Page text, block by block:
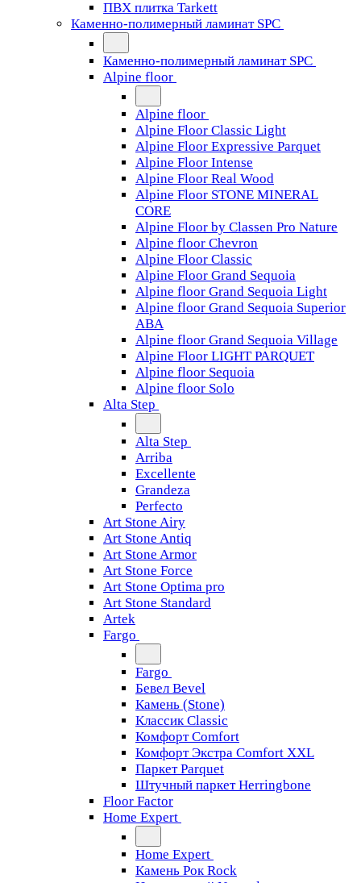
ПВХ плитка Tarkett
Каменно-полимерный ламинат SPC
Каменно-полимерный ламинат SPC
Alpine floor
Alpine floor
Alpine Floor Classic Light
Alpine Floor Expressive Parquet
Alpine Floor Intense
Alpine Floor Real Wood
Alpine Floor STONE MINERAL
CORE
Alpine Floor by Classen Pro Nature
Alpine floor Chevron
Alpine Floor Classic
Alpine Floor Grand Sequoia
Alpine floor Grand Sequoia Light
Alpine floor Grand Sequoia Superior
ABA
Alpine floor Grand Sequoia Village
Alpine Floor LIGHT PARQUET
Alpine floor Sequoia
Alpine floor Solo
Alta Step
Alta Step
Arriba
Excellente
Grandeza
Perfecto
Art Stone Airy
Art Stone Antiq
Art Stone Armor
Art Stone Force
Art Stone Optima pro
Art Stone Standard
Artek
Fargo
Fargo
Бевел Bevel
Камень (Stone)
Классик Classic
Комфорт Comfort
Комфорт Экстра Comfort XXL
Паркет Parquet
Штучный паркет Herringbone
Floor Factor
Home Expert
Home Expert
Камень Рок Rock